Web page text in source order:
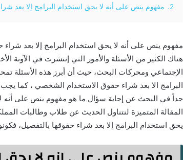
2.
مفهوم ينص على أنه لا يحق استخدام البرامج إلا بعد
مفهوم ينص على أنه لا يحق استخدام البرامج إلا بعد
هناك الكثير من الأسئلة والأمور التي إنتشرت في الآونة
الإجتماعي ومحركات البحث، حيث أن أبرز هذه الأسئلة
البرامج الا بعد شراء حقوق الاستخدام الشخصي ، كما
جداً في البحث عن إجابة سؤال ما هو مفهوم ينص على أنه لا
المقالة المتميزة لنتناول الحديث عن طلاب وطالبات
يحق استخدام البرامج إلا بعد شراء حقوقها بالتفصيل،